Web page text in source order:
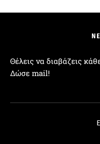
Θέλεις να διαβάζεις
Δώσε mail!